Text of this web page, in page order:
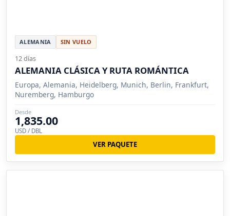
ALEMANIA SIN VUELO
12 días
ALEMANIA CLÁSICA Y RUTA ROMÁNTICA
Europa, Alemania, Heidelberg, Munich, Berlin, Frankfurt,
Nuremberg, Hamburgo
Desde
1,835.00
USD / DBL
VER PAQUETE